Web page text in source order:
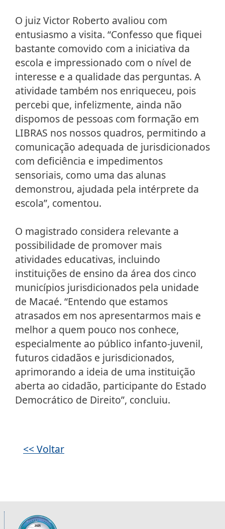
O juiz Victor Roberto avaliou com
entusiasmo a visita. “Confesso que fiquei
bastante comovido com a iniciativa da
escola e impressionado com o nível de
interesse e a qualidade das perguntas. A
atividade também nos enriqueceu, pois
percebi que, infelizmente, ainda não
dispomos de pessoas com formação em
LIBRAS nos nossos quadros, permitindo a
comunicação adequada de jurisdicionados
com deficiência e impedimentos
sensoriais, como uma das alunas
demonstrou, ajudada pela intérprete da
escola”, comentou.
O magistrado considera relevante a
possibilidade de promover mais
atividades educativas, incluindo
instituições de ensino da área dos cinco
municípios jurisdicionados pela unidade
de Macaé. “Entendo que estamos
atrasados em nos apresentarmos mais e
melhor a quem pouco nos conhece,
especialmente ao público infanto-juvenil,
futuros cidadãos e jurisdicionados,
aprimorando a ideia de uma instituição
aberta ao cidadão, participante do Estado
Democrático de Direito”, concluiu.
<< Voltar
Informações úteis sobre os órgãos da 2ª
Imagem